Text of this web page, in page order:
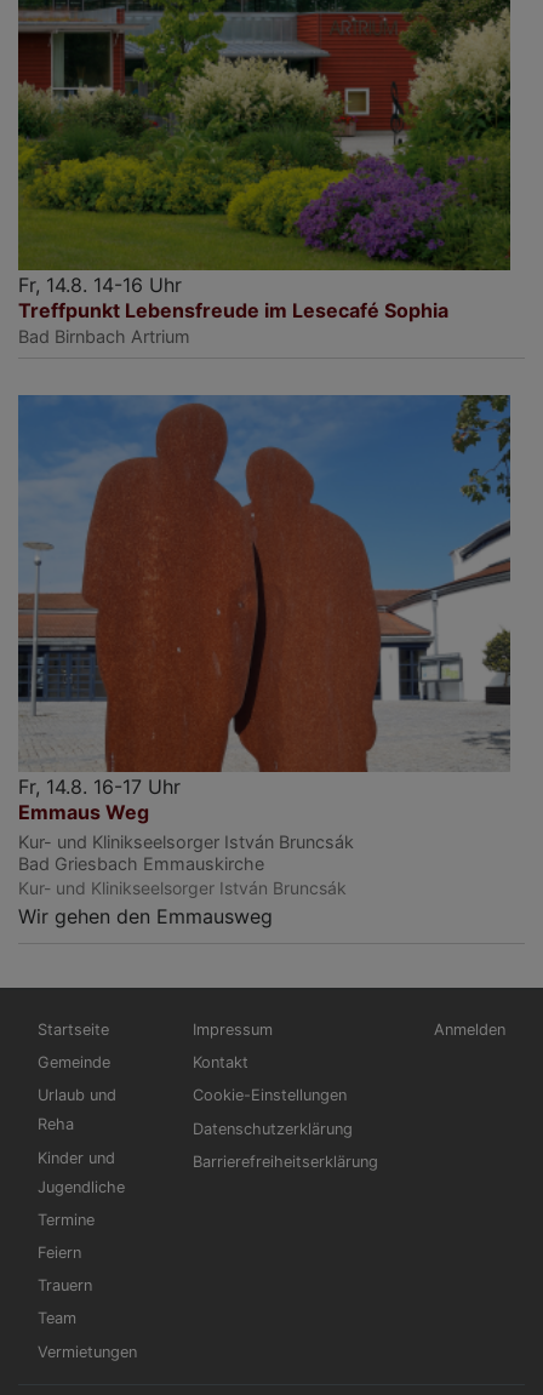
Fr, 14.8. 14-16 Uhr
Treffpunkt Lebensfreude im Lesecafé Sophia
Bad Birnbach Artrium
Fr, 14.8. 16-17 Uhr
Emmaus Weg
Kur- und Klinikseelsorger István Bruncsák
Bad Griesbach Emmauskirche
Kur- und Klinikseelsorger István Bruncsák
Wir gehen den Emmausweg
Hauptnavigation
Startseite
Gemeinde
Urlaub und
Reha
Kinder und
Jugendliche
Termine
Feiern
Trauern
Team
Vermietungen
Fußbereichsmenü
Impressum
Kontakt
Cookie-Einstellungen
Datenschutzerklärung
Barrierefreiheitserklärung
Anmelden